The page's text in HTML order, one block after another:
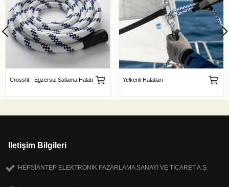
Crossfit - Egzersiz Sallama Halatı Yelkenli Halatları
Iletişim Bilgileri
HEPSİANTEP ELEKTRONİK PAZARLAMA SANAYİ VE TİCARET A.Ş.